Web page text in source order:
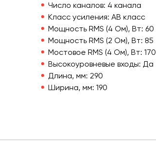
Число каналов: 4 канала
Класс усиления: AB класс
Мощность RMS (4 Ом), Вт: 60
Мощность RMS (2 Ом), Вт: 85
Мостовое RMS (4 Ом), Вт: 170
Высокоуровневые входы: Да
Длина, мм: 290
Ширина, мм: 190